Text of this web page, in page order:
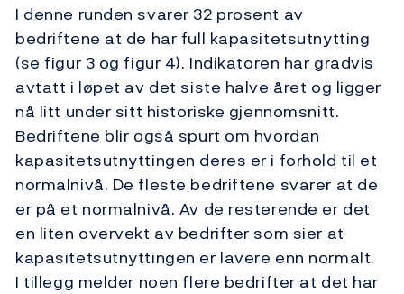
I denne runden svarer 32 prosent av
bedriftene at de har full kapasitets­utnytting
(se figur 3 og figur 4). Indikatoren har gradvis
avtatt i løpet av det siste halve året og ligger
nå litt under sitt historiske gjennomsnitt.
Bedriftene blir også spurt om hvordan
kapasitetsutnyttingen deres er i forhold til et
normalnivå. De fleste bedriftene svarer at de
er på et normalnivå. Av de resterende er det
en liten overvekt av bedrifter som sier at
kapasitetsutnyttingen er lavere enn normalt.
I tillegg melder noen flere bedrifter at det har